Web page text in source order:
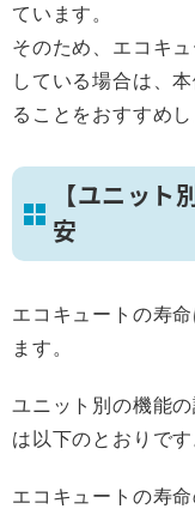
ています。
そのため、エコキ
している場合は、
ることをおすすめし
【ユニット
安
エコキュートの寿
ます。
ユニット別の機能
は以下のとおりです
エコキュートの寿